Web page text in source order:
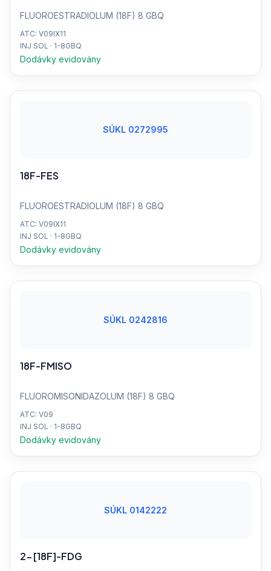
FLUOROESTRADIOLUM (18F) 8 GBQ
ATC: V09IX11
INJ SOL · 1-8GBQ
Dodávky evidovány
SÚKL 0272995
18F-FES
FLUOROESTRADIOLUM (18F) 8 GBQ
ATC: V09IX11
INJ SOL · 1-8GBQ
Dodávky evidovány
SÚKL 0242816
18F-FMISO
FLUOROMISONIDAZOLUM (18F) 8 GBQ
ATC: V09
INJ SOL · 1-8GBQ
Dodávky evidovány
SÚKL 0142222
2-[18F]-FDG